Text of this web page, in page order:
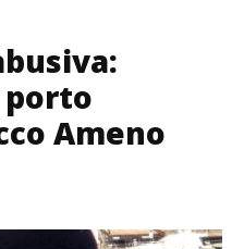
Ameno